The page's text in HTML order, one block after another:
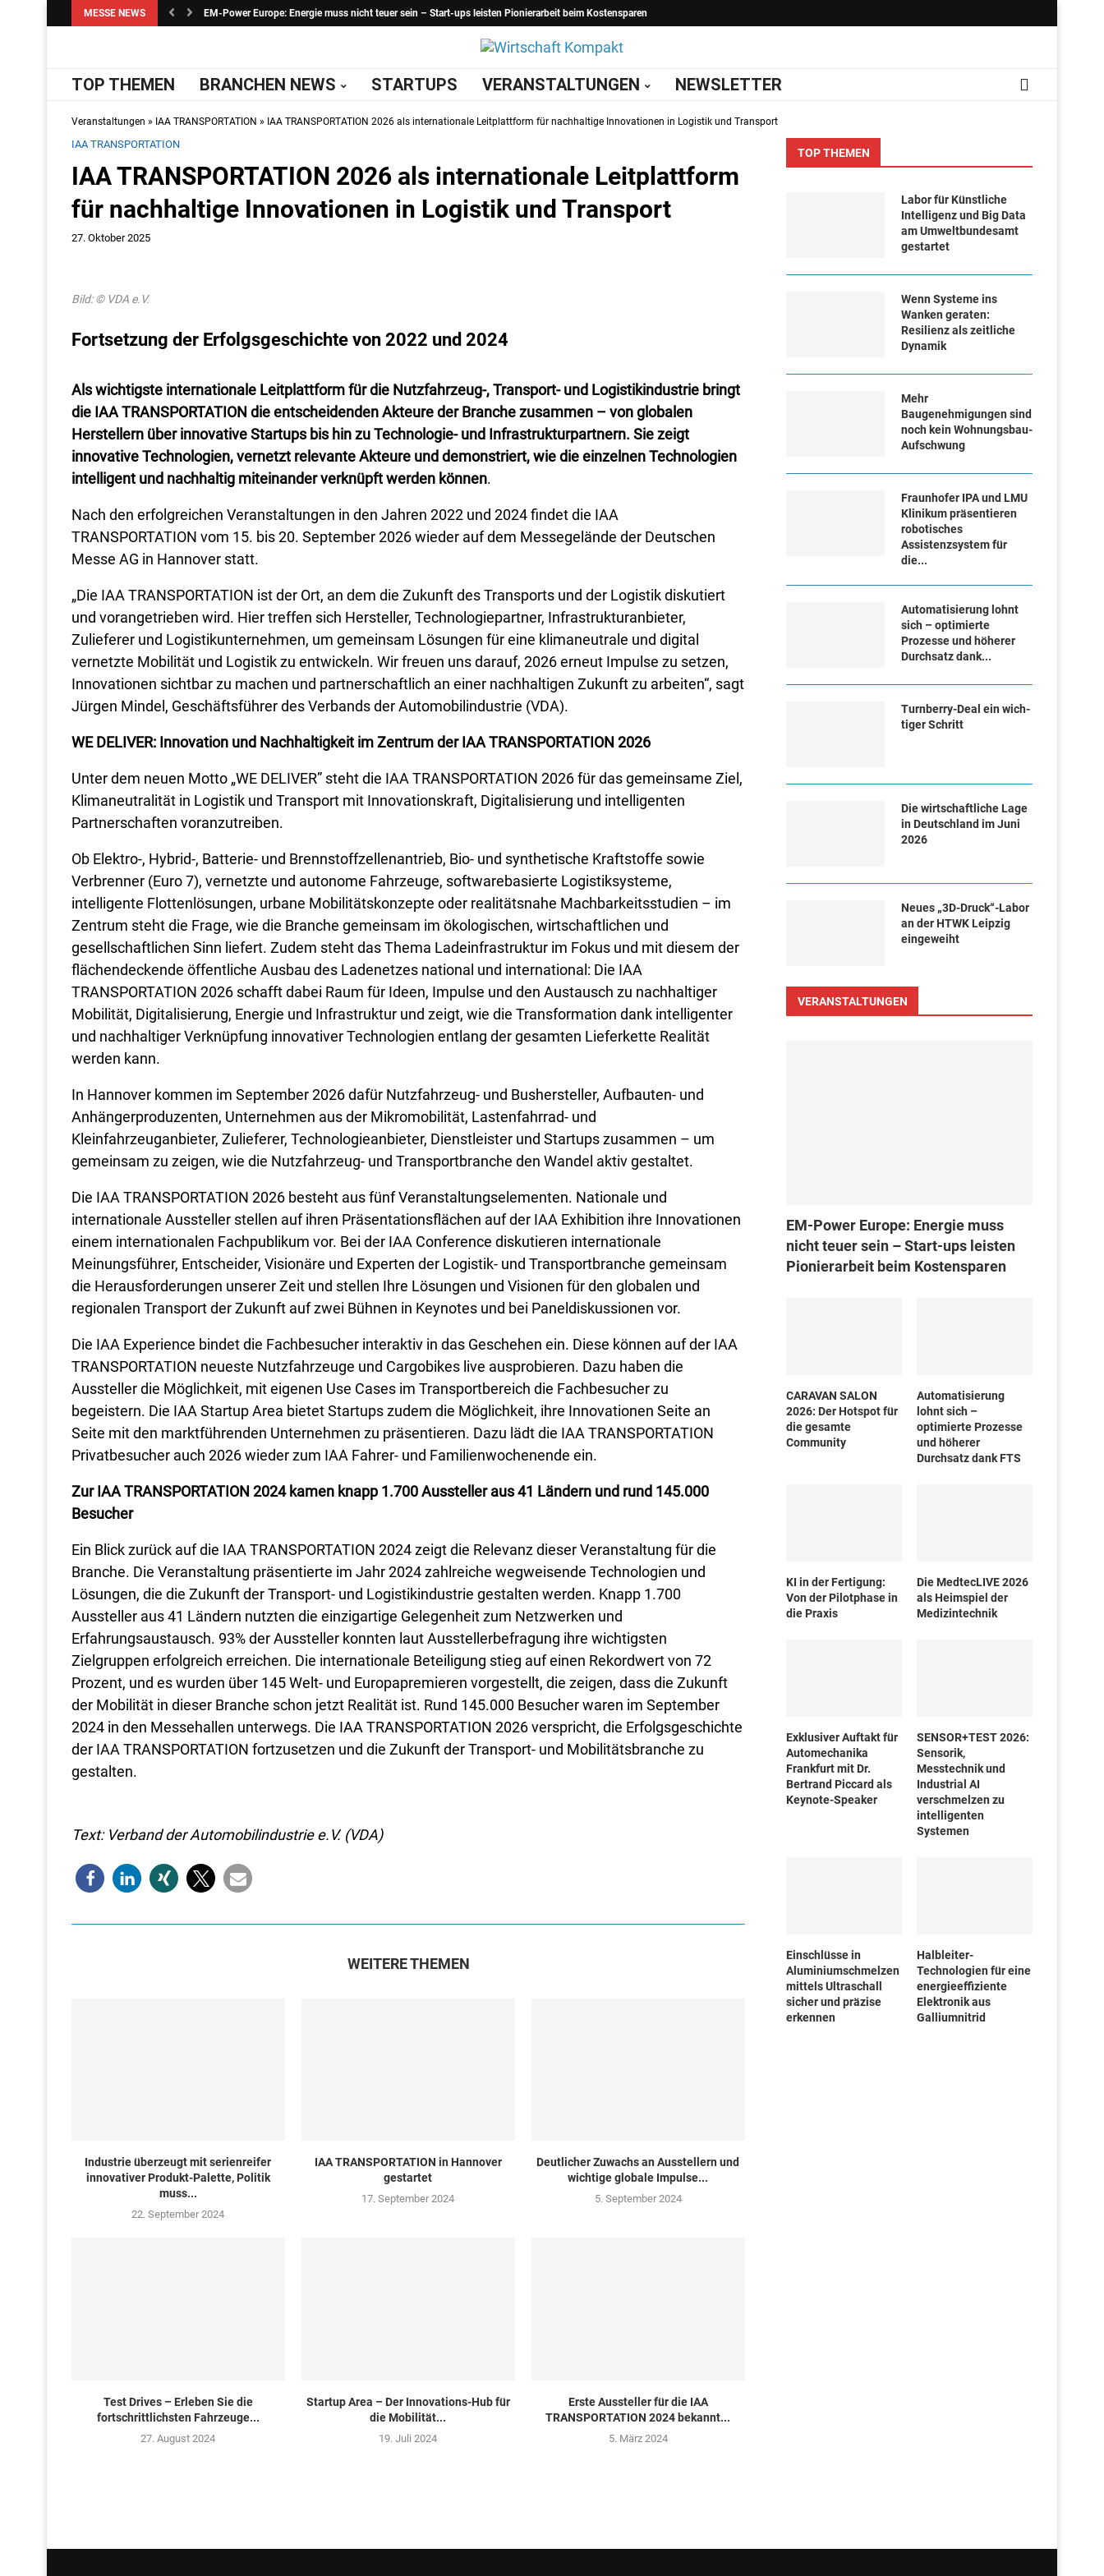
MESSE NEWS EM-Power Europe: Energie muss nicht teuer sein – Start-ups leisten Pionierarbeit beim Kostensparen
TOP THEMEN BRANCHEN NEWS STARTUPS VERANSTALTUNGEN NEWSLETTER
Veranstaltungen » IAA TRANSPORTATION » IAA TRANSPORTATION 2026 als internationale Leitplattform für nachhaltige Innovationen in Logistik und Transport
IAA TRANSPORTATION
IAA TRANSPORTATION 2026 als internationale Leitplattform
für nachhaltige Innovationen in Logistik und Transport
27. Oktober 2025
Bild: © VDA e.V.
Fortsetzung der Erfolgsgeschichte von 2022 und 2024
Als wichtigste internationale Leitplattform für die Nutzfahrzeug-, Transport- und Logistikindustrie bringt
die IAA TRANSPORTATION die entscheidenden Akteure der Branche zusammen – von globalen
Herstellern über innovative Startups bis hin zu Technologie- und Infrastrukturpartnern. Sie zeigt
innovative Technologien, vernetzt relevante Akteure und demonstriert, wie die einzelnen Technologien
intelligent und nachhaltig miteinander verknüpft werden können.
Nach den erfolgreichen Veranstaltungen in den Jahren 2022 und 2024 findet die IAA
TRANSPORTATION vom 15. bis 20. September 2026 wieder auf dem Messegelände der Deutschen
Messe AG in Hannover statt.
„Die IAA TRANSPORTATION ist der Ort, an dem die Zukunft des Transports und der Logistik diskutiert
und vorangetrieben wird. Hier treffen sich Hersteller, Technologiepartner, Infrastrukturanbieter,
Zulieferer und Logistikunternehmen, um gemeinsam Lösungen für eine klimaneutrale und digital
vernetzte Mobilität und Logistik zu entwickeln. Wir freuen uns darauf, 2026 erneut Impulse zu setzen,
Innovationen sichtbar zu machen und partnerschaftlich an einer nachhaltigen Zukunft zu arbeiten“, sagt
Jürgen Mindel, Geschäftsführer des Verbands der Automobilindustrie (VDA).
WE DELIVER: Innovation und Nachhaltigkeit im Zentrum der IAA TRANSPORTATION 2026
Unter dem neuen Motto „WE DELIVER” steht die IAA TRANSPORTATION 2026 für das gemeinsame Ziel,
Klimaneutralität in Logistik und Transport mit Innovationskraft, Digitalisierung und intelligenten
Partnerschaften voranzutreiben.
Ob Elektro-, Hybrid-, Batterie- und Brennstoffzellenantrieb, Bio- und synthetische Kraftstoffe sowie
Verbrenner (Euro 7), vernetzte und autonome Fahrzeuge, softwarebasierte Logistiksysteme,
intelligente Flottenlösungen, urbane Mobilitätskonzepte oder realitätsnahe Machbarkeitsstudien – im
Zentrum steht die Frage, wie die Branche gemeinsam im ökologischen, wirtschaftlichen und
gesellschaftlichen Sinn liefert. Zudem steht das Thema Ladeinfrastruktur im Fokus und mit diesem der
flächendeckende öffentliche Ausbau des Ladenetzes national und international: Die IAA
TRANSPORTATION 2026 schafft dabei Raum für Ideen, Impulse und den Austausch zu nachhaltiger
Mobilität, Digitalisierung, Energie und Infrastruktur und zeigt, wie die Transformation dank intelligenter
und nachhaltiger Verknüpfung innovativer Technologien entlang der gesamten Lieferkette Realität
werden kann.
In Hannover kommen im September 2026 dafür Nutzfahrzeug- und Bushersteller, Aufbauten- und
Anhängerproduzenten, Unternehmen aus der Mikromobilität, Lastenfahrrad- und
Kleinfahrzeuganbieter, Zulieferer, Technologieanbieter, Dienstleister und Startups zusammen – um
gemeinsam zu zeigen, wie die Nutzfahrzeug- und Transportbranche den Wandel aktiv gestaltet.
Die IAA TRANSPORTATION 2026 besteht aus fünf Veranstaltungselementen. Nationale und
internationale Aussteller stellen auf ihren Präsentationsflächen auf der IAA Exhibition ihre Innovationen
einem internationalen Fachpublikum vor. Bei der IAA Conference diskutieren internationale
Meinungsführer, Entscheider, Visionäre und Experten der Logistik- und Transportbranche gemeinsam
die Herausforderungen unserer Zeit und stellen Ihre Lösungen und Visionen für den globalen und
regionalen Transport der Zukunft auf zwei Bühnen in Keynotes und bei Paneldiskussionen vor.
Die IAA Experience bindet die Fachbesucher interaktiv in das Geschehen ein. Diese können auf der IAA
TRANSPORTATION neueste Nutzfahrzeuge und Cargobikes live ausprobieren. Dazu haben die
Aussteller die Möglichkeit, mit eigenen Use Cases im Transportbereich die Fachbesucher zu
begeistern. Die IAA Startup Area bietet Startups zudem die Möglichkeit, ihre Innovationen Seite an
Seite mit den marktführenden Unternehmen zu präsentieren. Dazu lädt die IAA TRANSPORTATION
Privatbesucher auch 2026 wieder zum IAA Fahrer- und Familienwochenende ein.
Zur IAA TRANSPORTATION 2024 kamen knapp 1.700 Aussteller aus 41 Ländern und rund 145.000
Besucher
Ein Blick zurück auf die IAA TRANSPORTATION 2024 zeigt die Relevanz dieser Veranstaltung für die
Branche. Die Veranstaltung präsentierte im Jahr 2024 zahlreiche wegweisende Technologien und
Lösungen, die die Zukunft der Transport- und Logistikindustrie gestalten werden. Knapp 1.700
Aussteller aus 41 Ländern nutzten die einzigartige Gelegenheit zum Netzwerken und
Erfahrungsaustausch. 93% der Aussteller konnten laut Ausstellerbefragung ihre wichtigsten
Zielgruppen erfolgreich erreichen. Die internationale Beteiligung stieg auf einen Rekordwert von 72
Prozent, und es wurden über 145 Welt- und Europapremieren vorgestellt, die zeigen, dass die Zukunft
der Mobilität in dieser Branche schon jetzt Realität ist. Rund 145.000 Besucher waren im September
2024 in den Messehallen unterwegs. Die IAA TRANSPORTATION 2026 verspricht, die Erfolgsgeschichte
der IAA TRANSPORTATION fortzusetzen und die Zukunft der Transport- und Mobilitätsbranche zu
gestalten.
Text: Verband der Automobilindustrie e.V. (VDA)
WEITERE THEMEN
Industrie überzeugt mit serienreifer
innovativer Produkt-Palette, Politik
muss...
22. September 2024
IAA TRANSPORTATION in Hannover
gestartet
17. September 2024
Deutlicher Zuwachs an Ausstellern und
wichtige globale Impulse...
5. September 2024
Test Drives – Erleben Sie die
fortschrittlichsten Fahrzeuge...
27. August 2024
Startup Area – Der Innovations-Hub für
die Mobilität...
19. Juli 2024
Erste Aussteller für die IAA
TRANSPORTATION 2024 bekannt...
5. März 2024
TOP THEMEN
Labor für Künstliche
Intelligenz und Big Data
am Umweltbundesamt
gestartet
Wenn Systeme ins
Wanken geraten:
Resilienz als zeitliche
Dynamik
Mehr
Baugenehmigungen sind
noch kein Wohnungsbau-
Aufschwung
Fraunhofer IPA und LMU
Klinikum präsentieren
robotisches
Assistenzsystem für
die...
Automatisierung lohnt
sich – optimierte
Prozesse und höherer
Durchsatz dank...
Turn­ber­ry-Deal ein wich­
ti­ger Schritt
Die wirtschaftliche Lage
in Deutschland im Juni
2026
Neues „3D-Druck“-Labor
an der HTWK Leipzig
eingeweiht
VERANSTALTUNGEN
EM-Power Europe: Energie muss
nicht teuer sein – Start-ups leisten
Pionierarbeit beim Kostensparen
CARAVAN SALON
2026: Der Hotspot für
die gesamte
Community
Automatisierung
lohnt sich –
optimierte Prozesse
und höherer
Durchsatz dank FTS
KI in der Fertigung:
Von der Pilotphase in
die Praxis
Die MedtecLIVE 2026
als Heimspiel der
Medizintechnik
Exklusiver Auftakt für
Automechanika
Frankfurt mit Dr.
Bertrand Piccard als
Keynote-Speaker
SENSOR+TEST 2026:
Sensorik,
Messtechnik und
Industrial AI
verschmelzen zu
intelligenten
Systemen
Einschlüsse in
Aluminiumschmelzen
mittels Ultraschall
sicher und präzise
erkennen
Halbleiter-
Technologien für eine
energieeffiziente
Elektronik aus
Galliumnitrid